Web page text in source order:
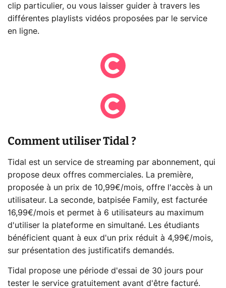
clip particulier, ou vous laisser guider à travers les
différentes playlists vidéos proposées par le service
en ligne.
Comment utiliser Tidal ?
Tidal est un service de streaming par abonnement, qui
propose deux offres commerciales. La première,
proposée à un prix de 10,99€/mois, offre l'accès à un
utilisateur. La seconde, batpisée Family, est facturée
16,99€/mois et permet à 6 utilisateurs au maximum
d'utiliser la plateforme en simultané. Les étudiants
bénéficient quant à eux d'un prix réduit à 4,99€/mois,
sur présentation des justificatifs demandés.
Tidal propose une période d'essai de 30 jours pour
tester le service gratuitement avant d'être facturé.